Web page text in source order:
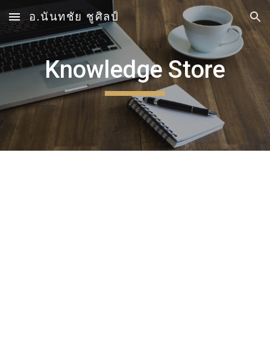
Skip to main content Skip to navigation
อ.นันทชัย ชูศิลป์
Knowledge Store